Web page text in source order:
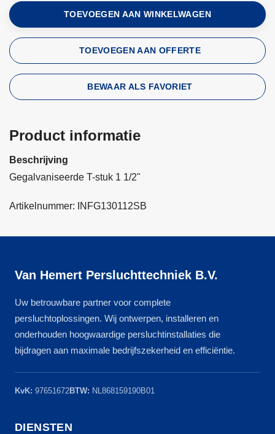
TOEVOEGEN AAN WINKELWAGEN
TOEVOEGEN AAN OFFERTE
BEWAAR ALS FAVORIET
Product informatie
Beschrijving
Gegalvaniseerde T-stuk 1 1/2"
Artikelnummer: INFG130112SB
Van Hemert Persluchttechniek B.V.
Uw betrouwbare partner voor complete
persluchtoplossingen. Wij ontwerpen, installeren en
onderhouden hoogwaardige persluchtinstallaties die
bijdragen aan maximale bedrijfszekerheid en efficiëntie.
KvK: 97651672BTW: NL868159190B01
DIENSTEN